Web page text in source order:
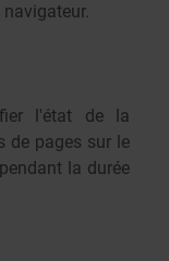
l'état de la
de pages sur le
la durée